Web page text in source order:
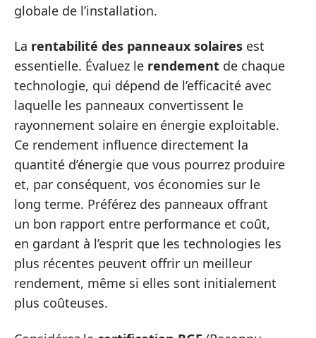
globale de l’installation.
La rentabilité des panneaux solaires est
essentielle. Évaluez le rendement de chaque
technologie, qui dépend de l’efficacité avec
laquelle les panneaux convertissent le
rayonnement solaire en énergie exploitable.
Ce rendement influence directement la
quantité d’énergie que vous pourrez produire
et, par conséquent, vos économies sur le
long terme. Préférez des panneaux offrant
un bon rapport entre performance et coût,
en gardant à l’esprit que les technologies les
plus récentes peuvent offrir un meilleur
rendement, même si elles sont initialement
plus coûteuses.